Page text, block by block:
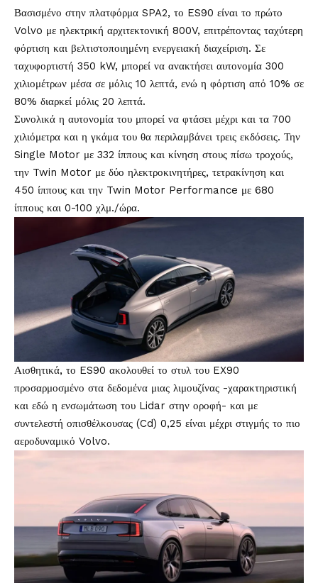
Βασισμένο στην πλατφόρμα SPA2, το ES90 είναι το πρώτο
Volvo με ηλεκτρική αρχιτεκτονική 800V, επιτρέποντας ταχύτερη
φόρτιση και βελτιστοποιημένη ενεργειακή διαχείριση. Σε
ταχυφορτιστή 350 kW, μπορεί να ανακτήσει αυτονομία 300
χιλιομέτρων μέσα σε μόλις 10 λεπτά, ενώ η φόρτιση από 10% σε
80% διαρκεί μόλις 20 λεπτά.
Συνολικά η αυτονομία του μπορεί να φτάσει μέχρι και τα 700
χιλιόμετρα και η γκάμα του θα περιλαμβάνει τρεις εκδόσεις. Την
Single Motor με 332 ίππους και κίνηση στους πίσω τροχούς,
την Twin Motor με δύο ηλεκτροκινητήρες, τετρακίνηση και
450 ίππους και την Twin Motor Performance με 680
ίππους και 0-100 χλμ./ώρα.
Αισθητικά, το ES90 ακολουθεί το στυλ του EX90
προσαρμοσμένο στα δεδομένα μιας λιμουζίνας -χαρακτηριστική
και εδώ η ενσωμάτωση του Lidar στην οροφή- και με
συντελεστή οπισθέλκουσας (Cd) 0,25 είναι μέχρι στιγμής το πιο
αεροδυναμικό Volvo.